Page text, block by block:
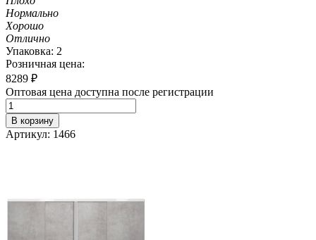
Нормально
Хорошо
Отлично
Упаковка: 2
Розничная цена:
8289 ₽
Оптовая цена доступна после регистрации
В корзину
Артикул: 1466